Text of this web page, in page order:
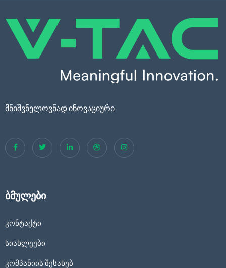
მნიშვნელოვნად ინოვაციური
ბმულები
კონტაქტი
სიახლეები
კომპანიის შესახებ